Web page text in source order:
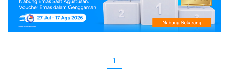
1